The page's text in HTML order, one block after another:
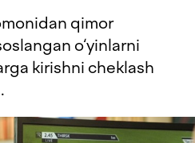
qimor
o‘yinlarni
kirishni cheklash